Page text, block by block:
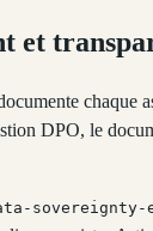
et
chaque
DPO, le
sovereignty-